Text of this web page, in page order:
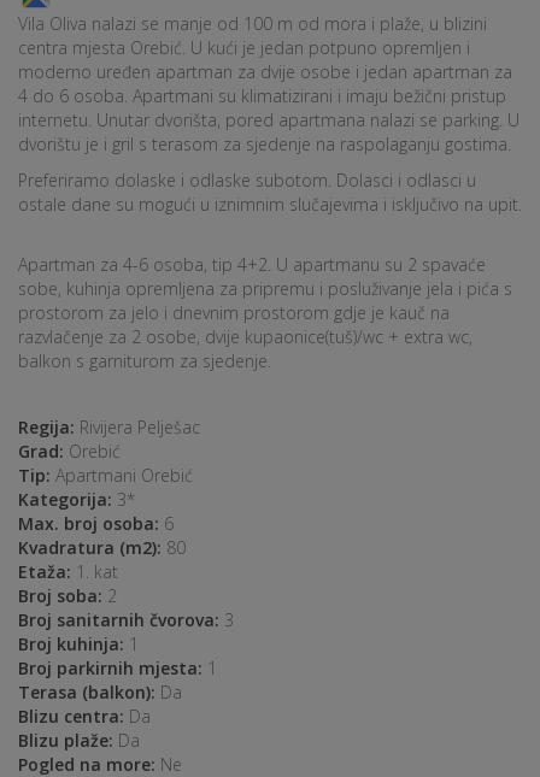
Vila Oliva nalazi se manje od 100 m od mora i plaže, u blizini
centra mjesta Orebić. U kući je jedan potpuno opremljen i
moderno uređen apartman za dvije osobe i jedan apartman za
4 do 6 osoba. Apartmani su klimatizirani i imaju bežični pristup
internetu. Unutar dvorišta, pored apartmana nalazi se parking. U
dvorištu je i gril s terasom za sjedenje na raspolaganju gostima.
Preferiramo dolaske i odlaske subotom. Dolasci i odlasci u
ostale dane su mogući u iznimnim slučajevima i isključivo na upit.
Apartman za 4-6 osoba, tip 4+2. U apartmanu su 2 spavaće
sobe, kuhinja opremljena za pripremu i posluživanje jela i pića s
prostorom za jelo i dnevnim prostorom gdje je kauč na
razvlačenje za 2 osobe, dvije kupaonice(tuš)/wc + extra wc,
balkon s garniturom za sjedenje.
Regija: Rivijera Pelješac
Grad: Orebić
Tip: Apartmani Orebić
Kategorija: 3*
Max. broj osoba: 6
Kvadratura (m2): 80
Etaža: 1. kat
Broj soba: 2
Broj sanitarnih čvorova: 3
Broj kuhinja: 1
Broj parkirnih mjesta: 1
Terasa (balkon): Da
Blizu centra: Da
Blizu plaže: Da
Pogled na more: Ne